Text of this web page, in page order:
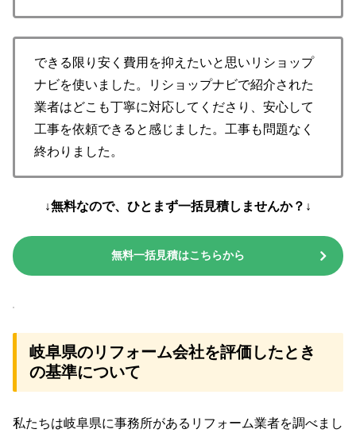
できる限り安く費用を抑えたいと思いリショップ
ナビを使いました。リショップナビで紹介された
業者はどこも丁寧に対応してくださり、安心して
工事を依頼できると感じました。工事も問題なく
終わりました。
↓無料なので、ひとまず一括見積しませんか？↓
無料一括見積はこちらから
岐阜県のリフォーム会社を評価したとき
の基準について
私たちは岐阜県に事務所があるリフォーム業者を調べまし